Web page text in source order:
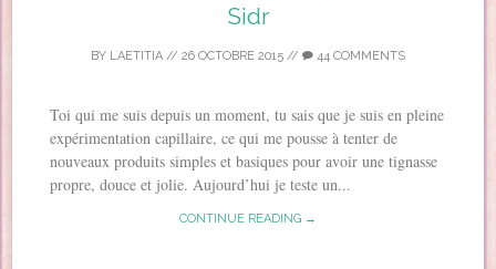
Sidr
BY LAETITIA // 26 OCTOBRE 2015 // 44 COMMENTS
Toi qui me suis depuis un moment, tu sais que je suis en pleine
expérimentation capillaire, ce qui me pousse à tenter de
nouveaux produits simples et basiques pour avoir une tignasse
propre, douce et jolie. Aujourd’hui je teste un...
CONTINUE READING →